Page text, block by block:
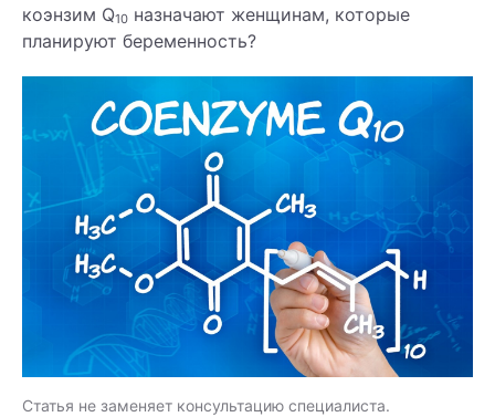
коэнзим Q10 назначают женщинам, которые
планируют беременность?
Статья не заменяет консультацию специалиста.